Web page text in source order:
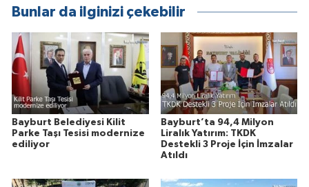
Bunlar da ilginizi çekebilir
Bayburt Belediyesi Kilit
Parke Taşı Tesisi modernize
ediliyor
Bayburt’ta 94,4 Milyon
Liralık Yatırım: TKDK
Destekli 3 Proje İçin İmzalar
Atıldı